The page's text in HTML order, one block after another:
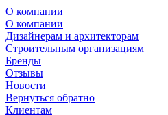
О компании
О компании
Дизайнерам и архитекторам
Строительным организациям
Бренды
Отзывы
Новости
Вернуться обратно
Клиентам